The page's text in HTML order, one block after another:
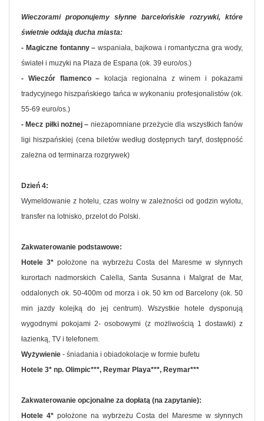
Wieczorami proponujemy słynne barcelońskie rozrywki, które
świetnie oddają ducha miasta:
- Magiczne fontanny – wspaniała, bajkowa i romantyczna gra wody,
świateł i muzyki na Plaza de Espana (ok. 39 euro/os.)
- Wieczór flamenco – kolacja regionalna z winem i pokazami
tradycyjnego hiszpańskiego tańca w wykonaniu profesjonalistów (ok.
55-69 euro/os.)
- Mecz piłki nożnej – niezapomniane przeżycie dla wszystkich fanów
ligi hiszpańskiej (cena biletów według dostępnych taryf, dostępność
zależna od terminarza rozgrywek)
Dzień 4:
Wymeldowanie z hotelu, czas wolny w zależności od godzin wylotu,
transfer na lotnisko, przelot do Polski.
Zakwaterowanie podstawowe:
Hotele 3*położone na wybrzeżu Costa del Maresme w słynnych
kurortach nadmorskich Calella, Santa Susanna i Malgrat de Mar,
oddalonych ok. 50-400m od morza i ok. 50 km od Barcelony (ok. 50
min jazdy kolejką do jej centrum). Wszystkie hotele dysponują
wygodnymi pokojami 2- osobowymi (z możliwością 1 dostawki) z
łazienką, TV i telefonem.
Wyżywienie - śniadania i obiadokolacje w formie bufetu
Hotele 3* np. Olimpic***, Reymar Playa***, Reymar***
Zakwaterowanie opcjonalne za dopłatą (na zapytanie):
Hotele 4*położone na wybrzeżu Costa del Maresme w słynnych